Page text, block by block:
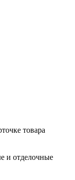
товара
и отделочные